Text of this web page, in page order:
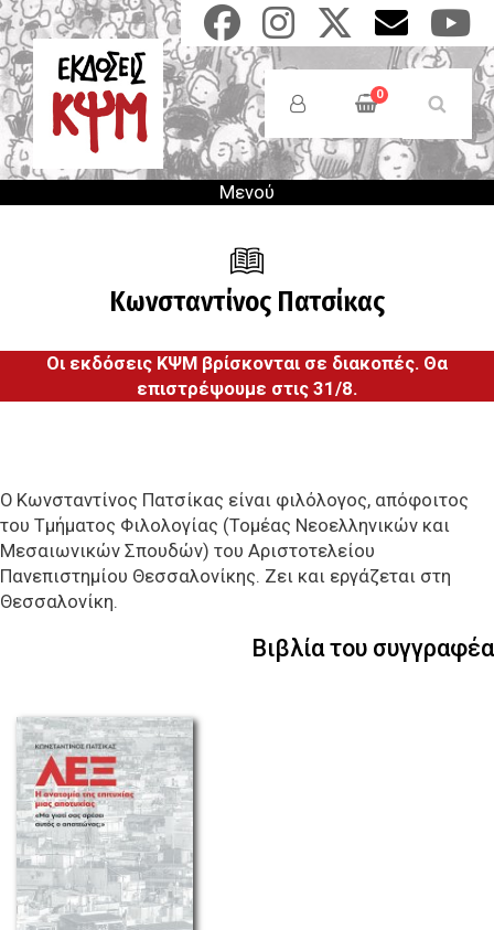
Παράκαμψη
προς
το
κυρίως
περιεχόμενο
Anonymous
Users
Menu
0
Μενού
Κωνσταντίνος Πατσίκας
Οι εκδόσεις ΚΨΜ βρίσκονται σε διακοπές. Θα
επιστρέψουμε στις 31/8.
Ο Κωνσταντίνος Πατσίκας είναι φιλόλογος, απόφοιτος
του Τμήματος Φιλολογίας (Τομέας Νεοελληνικών και
Μεσαιωνικών Σπουδών) του Αριστοτελείου
Πανεπιστημίου Θεσσαλονίκης. Ζει και εργάζεται στη
Θεσσαλονίκη.
Βιβλία του συγγραφέα